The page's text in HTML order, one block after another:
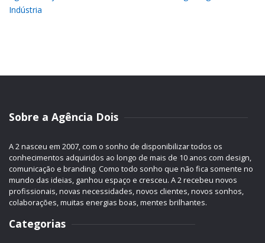
Indústria
Sobre a Agência Dois
A 2 nasceu em 2007, com o sonho de disponibilizar todos os
conhecimentos adquiridos ao longo de mais de 10 anos com design,
comunicação e branding. Como todo sonho que não fica somente no
mundo das ideias, ganhou espaço e cresceu. A 2 recebeu novos
profissionais, novas necessidades, novos clientes, novos sonhos,
colaborações, muitas energias boas, mentes brilhantes.
Categorias